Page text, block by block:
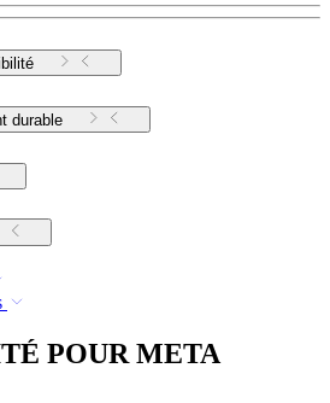
durable
POUR META